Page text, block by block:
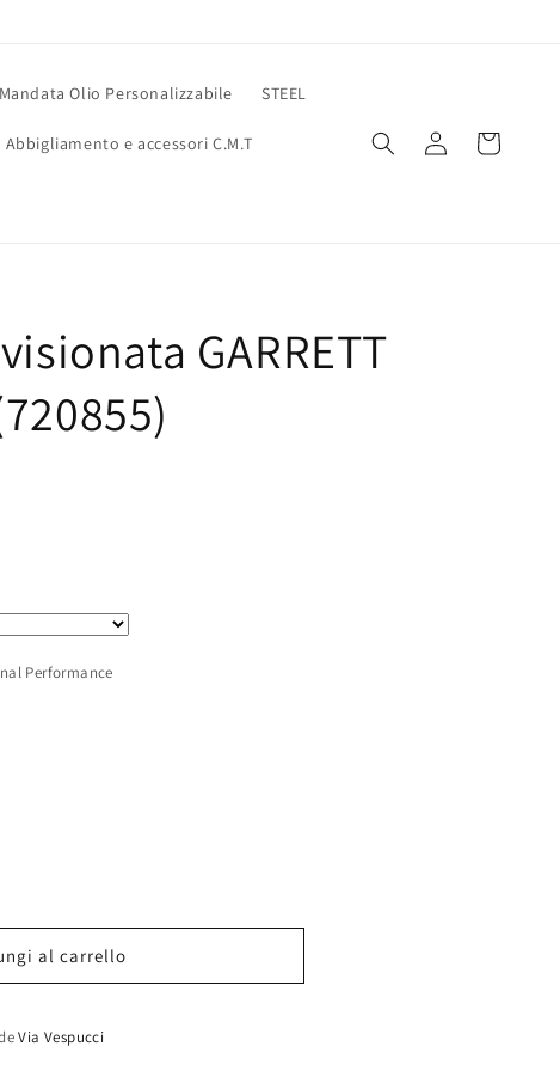
Olio Personalizzabile STEEL
Abbigliamento e accessori C.M.T Accedi Carrello
GARRETT
Performance
al carrello
Via Vespucci